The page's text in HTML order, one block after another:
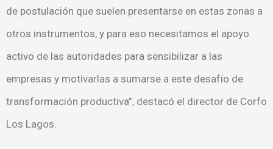
de postulación que suelen presentarse en estas zonas a
otros instrumentos, y para eso necesitamos el apoyo
activo de las autoridades para sensibilizar a las
empresas y motivarlas a sumarse a este desafío de
transformación productiva”, destacó el director de Corfo
Los Lagos.